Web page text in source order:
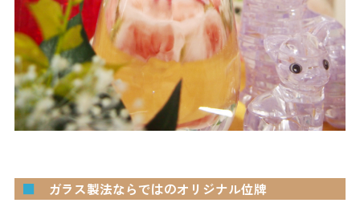
■ ガラス製法ならではのオリジナル位牌